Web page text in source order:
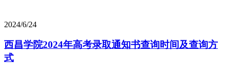
2024/6/24
西昌学院2024年高考录取通知书查询时间及查询方
式